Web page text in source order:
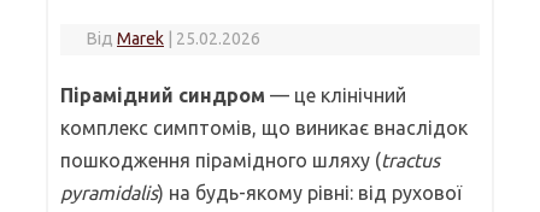
Від Marek 25.02.2026
Пірамідний синдром — це клінічний
комплекс симптомів, що виникає внаслідок
пошкодження пірамідного шляху (tractus
pyramidalis) на будь-якому рівні: від рухової